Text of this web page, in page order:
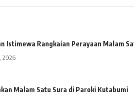
Istimewa Rangkaian Perayaan Malam
2026
Malam Satu Sura di Paroki Kutabumi